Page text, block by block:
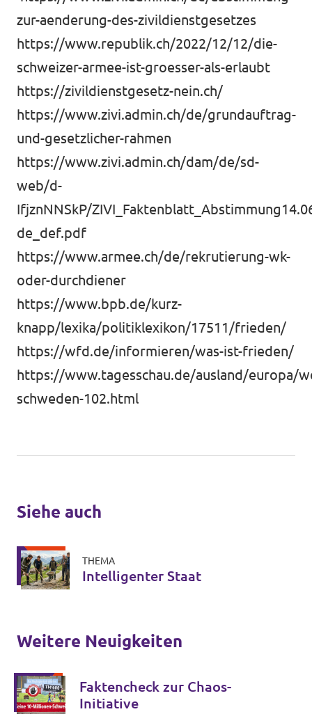
zur-aenderung-des-zivildienstgesetzes
https://www.republik.ch/2022/12/12/die-
schweizer-armee-ist-groesser-als-erlaubt
https://zivildienstgesetz-nein.ch/
https://www.zivi.admin.ch/de/grundauftrag-
und-gesetzlicher-rahmen
https://www.zivi.admin.ch/dam/de/sd-
web/d-
IfjznNNSkP/
de_def.pdf
https://www.armee.ch/de/rekrutierung-wk-
oder-durchdiener
https://www.bpb.de/kurz-
knapp/lexika/politiklexikon/17511/frieden/
https://wfd.de/informieren/was-ist-frieden/
https://www.tagesschau.de/ausland/europa/
schweden-102.html
Siehe auch
THEMA
Intelligenter Staat
Weitere Neuigkeiten
Faktencheck zur Chaos-
Initiative